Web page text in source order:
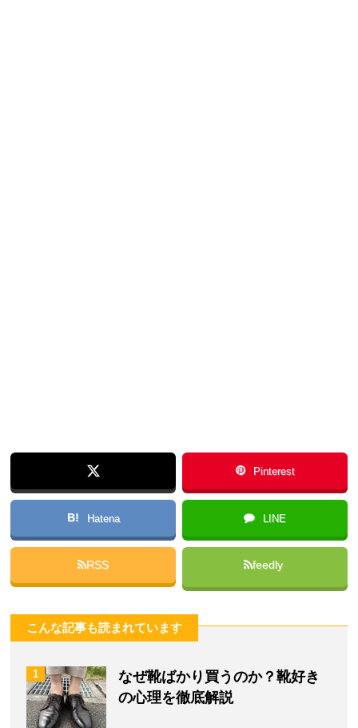
Pinterest
B! Hatena LINE
RSS feedly
こんな記事も読まれています
1
なぜ靴ばかり買うのか？靴好き
の心理を徹底解説